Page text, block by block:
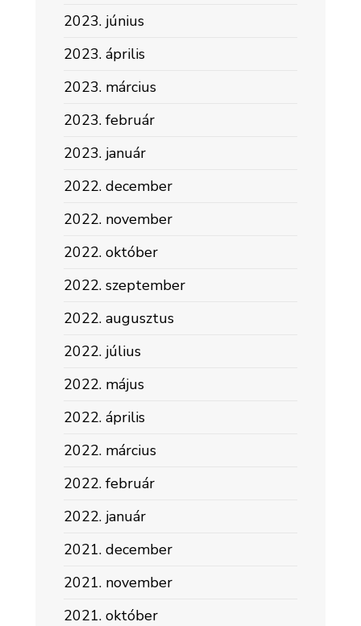
2023. június
2023. április
2023. március
2023. február
2023. január
2022. december
2022. november
2022. október
2022. szeptember
2022. augusztus
2022. július
2022. május
2022. április
2022. március
2022. február
2022. január
2021. december
2021. november
2021. október